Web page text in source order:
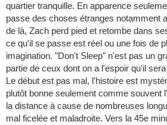
quartier tranquille. En apparence
passe des choses étranges notamment
de là, Zach perd pied et retombe dans
ce qu'il se passe est réel ou une fois de
imagination. "Don't Sleep" n'est pas un
partie de ceux dont on a l'espoir qu'il
Le début est pas mal, l'histoire est
plutôt bonne seulement comme souvent
la distance à cause de nombreuses
mal ficelée et maladroite. Vers la 45e